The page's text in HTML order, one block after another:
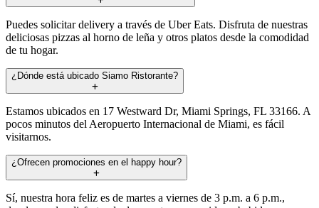
Puedes solicitar delivery a través de Uber Eats. Disfruta de nuestras
deliciosas pizzas al horno de leña y otros platos desde la comodidad
de tu hogar.
¿Dónde está ubicado Siamo Ristorante?
Estamos ubicados en 17 Westward Dr, Miami Springs, FL 33166. A
pocos minutos del Aeropuerto Internacional de Miami, es fácil
visitarnos.
¿Ofrecen promociones en el happy hour?
Sí, nuestra hora feliz es de martes a viernes de 3 p.m. a 6 p.m.,